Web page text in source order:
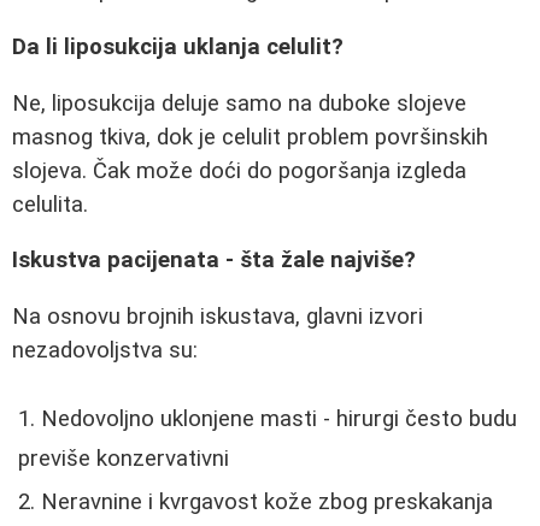
Da li liposukcija uklanja celulit?
Ne, liposukcija deluje samo na duboke slojeve
masnog tkiva, dok je celulit problem površinskih
slojeva. Čak može doći do pogoršanja izgleda
celulita.
Iskustva pacijenata - šta žale najviše?
Na osnovu brojnih iskustava, glavni izvori
nezadovoljstva su:
Nedovoljno uklonjene masti - hirurgi često budu
previše konzervativni
Neravnine i kvrgavost kože zbog preskakanja